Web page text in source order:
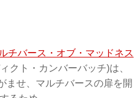
チバース・オブ・マッドネス
クト・カンバーバッチ)は、
ませ、マルチバースの扉を開